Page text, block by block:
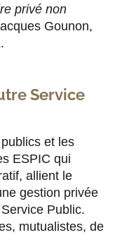
privé non
Gounon,
Service
et les
ESPIC qui
allient le
gestion privée
Public.
mutualistes, de